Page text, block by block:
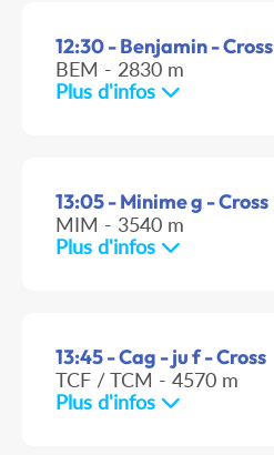
12:30 - Benjamin - Cross
BEM - 2830 m
Plus d'infos
13:05 - Minime g - Cross
MIM - 3540 m
Plus d'infos
13:45 - Cag - ju f - Cross
TCF / TCM - 4570 m
Plus d'infos